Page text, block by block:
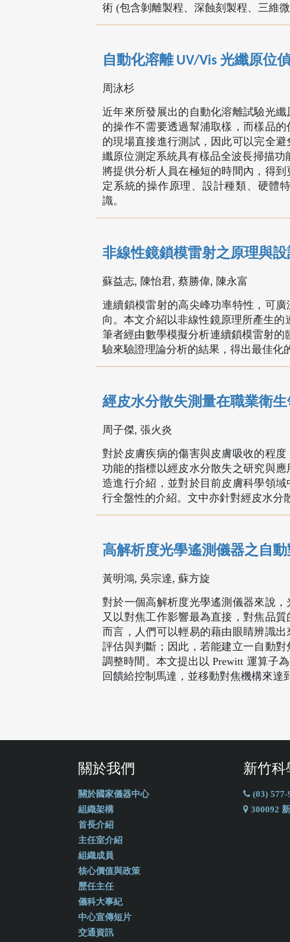
術 (包含剝離製程、深蝕刻製程、三維
自動化溶離 UV/Vis 光纖原位
周泳杉
近年來所發展出的自動化溶離試驗光
的操作不需要透過幫浦取樣，而樣品
的現場直接進行測試，因此可以完全
纖原位測定系統具有樣品全波長掃描
將提供分析人員在極短的時間內，得
定系統的操作原理、設計種類、硬體
識。
非線性鏡鎖模雷射之原理與
蘇益志, 陳怡君, 蔡勝偉, 陳永富
連續鎖模雷射的高尖峰功率特性，可
向。本文介紹以非線性鏡原理所產生的
筆者經由數學模擬分析連續鎖模雷射
驗來驗證理論分析的結果，得出最佳化
經皮水分散失測量在職業衛
周子傑, 張火炎
對於皮膚疾病的傷害與皮膚吸收的程
功能的指標以經皮水分散失之研究與
造進行介紹，並對於目前皮膚科學領
行全盤性的介紹。文中亦針對經皮水分
高解析度光學遙測儀器之自
黃明鴻, 吳宗達, 蘇方旋
對於一個高解析度光學遙測儀器來說
又以對焦工作影響最為直接，對焦品
而言，人們可以輕易的藉由眼睛辨識
評估與判斷；因此，若能建立一自動
調整時間。本文提出以 Prewitt 運算子
回饋給控制馬達，並移動對焦機構來達
關於我們
關於國家儀器中心
組織架構
首長介紹
主任室介紹
組織成員
核心價值與政策
歷任主任
儀科大事紀
中心宣傳短片
交通資訊
新竹科
(03) 577-
300092